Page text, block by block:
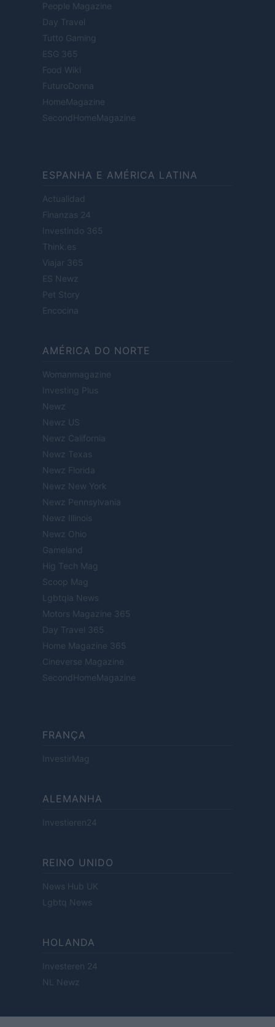
People Magazine
Day Travel
Tutto Gaming
ESG 365
Food Wiki
FuturoDonna
HomeMagazine
SecondHomeMagazine
ESPANHA E AMÉRICA LATINA
Actualidad
Finanzas 24
Investindo 365
Think.es
Viajar 365
ES Newz
Pet Story
Encocina
AMÉRICA DO NORTE
Womanmagazine
Investing Plus
Newz
Newz US
Newz California
Newz Texas
Newz Florida
Newz New York
Newz Pennsylvania
Newz Illinois
Newz Ohio
Gameland
Hig Tech Mag
Scoop Mag
Lgbtqia News
Motors Magazine 365
Day Travel 365
Home Magazine 365
Cineverse Magazine
SecondHomeMagazine
FRANÇA
InvestirMag
ALEMANHA
Investieren24
REINO UNIDO
News Hub UK
Lgbtq News
HOLANDA
Investeren 24
NL Newz